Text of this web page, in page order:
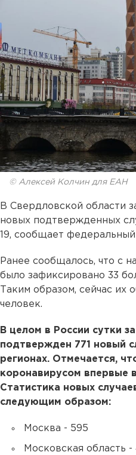
© Алексей Колчин для ЕАН
В Свердловской области
новых подтвержденных
19, сообщает
Ранее сообщалось, что с
было зафиксировано 33
Таким образом, сейчас их
человек.
В целом в России сутки
подтвержден 771 новый
регионах. Отмечается,
коронавирусом впервые
Статистика новых
следующим образом:
Москва - 595
Московская область -